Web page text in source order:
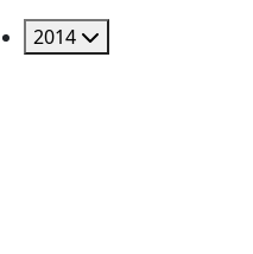
2014